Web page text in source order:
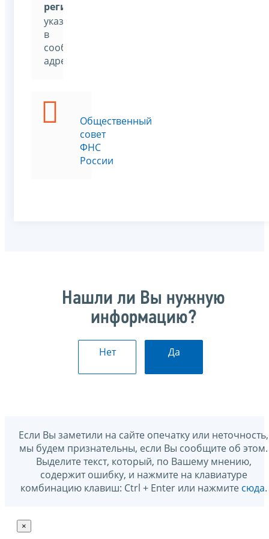
региону
указав
в
сообщении
адресата
Общественный
совет
ФНС
России
Нашли ли Вы нужную
информацию?
Нет Да
Если Вы заметили на сайте опечатку или неточность,
мы будем признательны, если Вы сообщите об этом.
Выделите текст, который, по Вашему мнению,
содержит ошибку, и нажмите на клавиатуре
комбинацию клавиш: Ctrl + Enter или нажмите сюда.
×